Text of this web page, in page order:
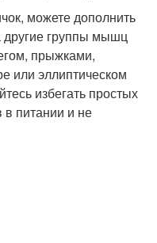
можете дополнить
другие группы мышц
прыжками,
или эллиптическом
избегать простых
питании и не